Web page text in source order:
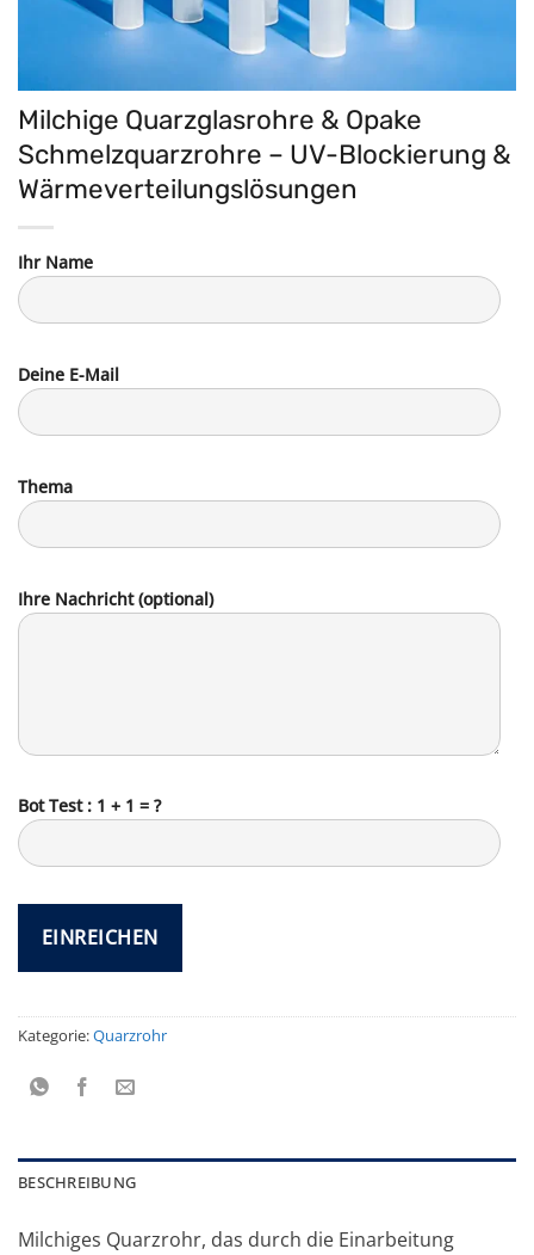
Milchige Quarzglasrohre & Opake
Schmelzquarzrohre – UV-Blockierung &
Wärmeverteilungslösungen
Ihr Name
Deine E-Mail
Thema
Ihre Nachricht (optional)
Bot Test : 1 + 1 = ?
Kategorie:Quarzrohr
BESCHREIBUNG
Milchiges Quarzrohr, das durch die Einarbeitung